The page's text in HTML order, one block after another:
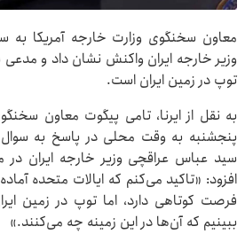
معاون سخنگوی وزارت خارجه آمریکا
وزیر خارجه ایران واکنش نشان داد و
توپ در زمین ایران است.
به نقل از ایرنا، تامی پیگوت معاون
پنجشنبه به وقت محلی در پاسخ به سوال
سید عباس عراقچی وزیر خارجه ایران در
افزود: «تاکید می‌کنم که ایالات متحده
فرصت کوتاهی دارد، اما توپ در زمین
ببینیم که آن‌ها در این زمینه چه می‌کنند.»